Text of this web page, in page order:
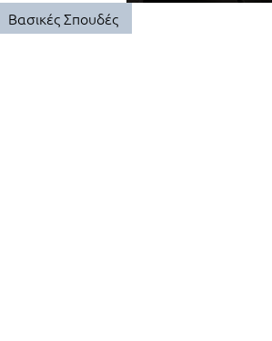
Βασικές Σπουδές